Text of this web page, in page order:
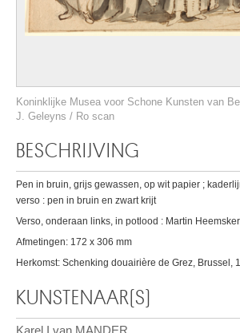
Koninklijke Musea voor Schone Kunsten van
J. Geleyns / Ro scan
BESCHRIJVING
Pen in bruin, grijs gewassen, op wit papier ;
verso : pen in bruin en zwart krijt
Verso, onderaan links, in potlood : Martin
Afmetingen: 172 x 306 mm
Herkomst: Schenking douairière de Grez, Brussel,
KUNSTENAAR(S)
Karel I van MANDER